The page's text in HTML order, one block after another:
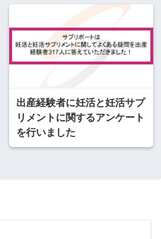
出産経験者に妊活と妊活サプ
リメントに関するアンケート
を行いました